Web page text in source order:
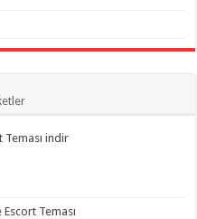
Teması indir
Teması